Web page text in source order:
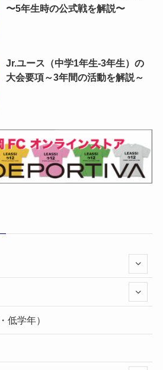
〜5年生時の公式戦を解説〜
Jr.ユース（中学1年生-3年生）の
大会要項～3年間の活動を解説～
低学年）